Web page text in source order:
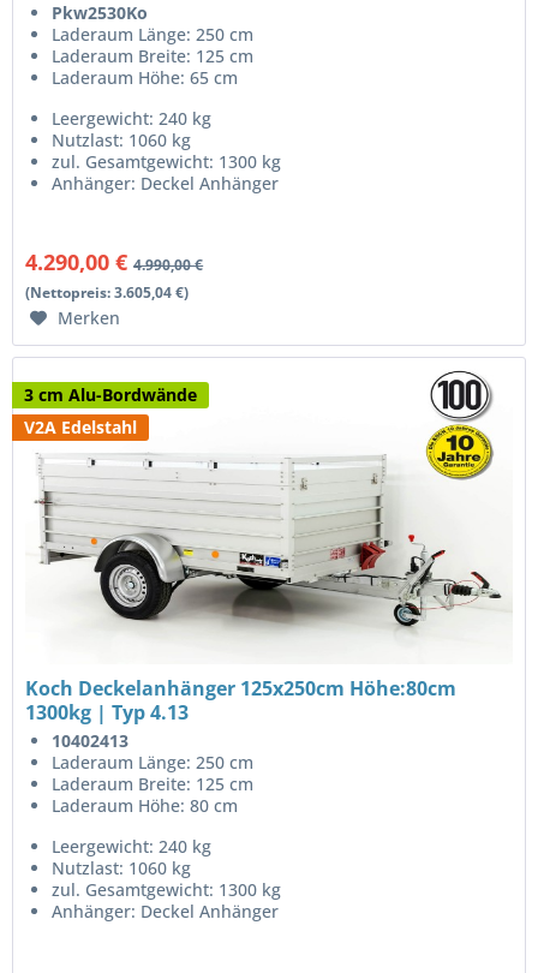
Pkw2530Ko
Laderaum Länge: 250 cm
Laderaum Breite: 125 cm
Laderaum Höhe: 65 cm
Leergewicht: 240 kg
Nutzlast: 1060 kg
zul. Gesamtgewicht: 1300 kg
Anhänger: Deckel Anhänger
4.290,00 € 4.990,00 €
(Nettopreis: 3.605,04 €)
Merken
3 cm Alu-Bordwände
V2A Edelstahl
Koch Deckelanhänger 125x250cm Höhe:80cm
1300kg | Typ 4.13
10402413
Laderaum Länge: 250 cm
Laderaum Breite: 125 cm
Laderaum Höhe: 80 cm
Leergewicht: 240 kg
Nutzlast: 1060 kg
zul. Gesamtgewicht: 1300 kg
Anhänger: Deckel Anhänger